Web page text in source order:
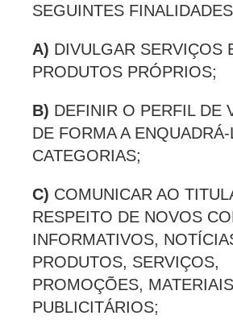
SEGUINTES
A) DIVULGAR SERVIÇOS
PRODUTOS PRÓPRIOS;
B) DEFINIR O PERFIL DE
DE FORMA A
CATEGORIAS;
C) COMUNICAR AO
RESPEITO DE NOVOS
INFORMATIVOS,
PRODUTOS, SERVIÇOS,
PROMOÇÕES, MATERIAIS
PUBLICITÁRIOS;